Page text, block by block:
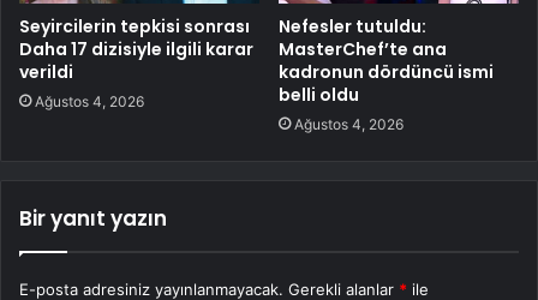
Seyircilerin tepkisi sonrası
Daha 17 dizisiyle ilgili karar
verildi
Ağustos 4, 2026
Nefesler tutuldu:
MasterChef’te ana
kadronun dördüncü ismi
belli oldu
Ağustos 4, 2026
Bir yanıt yazın
E-posta adresiniz yayınlanmayacak. Gerekli alanlar * ile